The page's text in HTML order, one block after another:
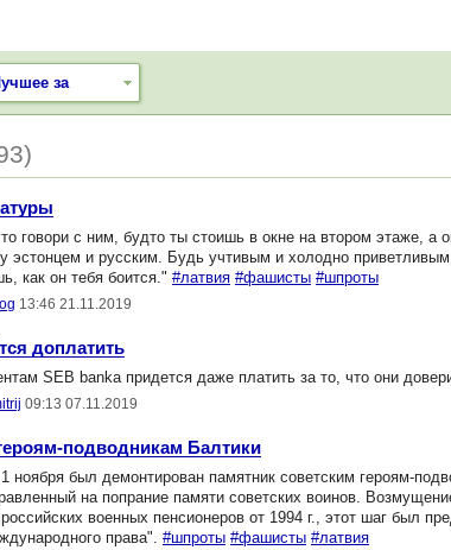
за
говори с ним, будто ты стоишь в окне на втором этаже, а
эстонцем и русским. Будь учтивым и холодно
как он тебя боится." #латвия #фашисты #шпроты
13:46 21.11.2019
доплатить
SEB banka придется даже платить за то, что они
09:13 07.11.2019
подводникам Балтики
был демонтирован памятник советским героям-
на попрание памяти советских воинов.
военных пенсионеров от 1994 г., этот шаг был
права". #шпроты #фашисты #латвия